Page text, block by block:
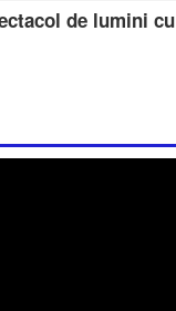
de lumini cu